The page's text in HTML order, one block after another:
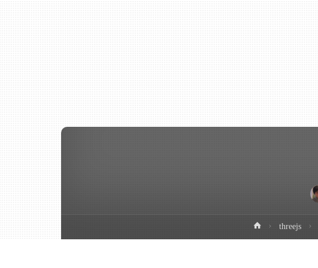
threejs